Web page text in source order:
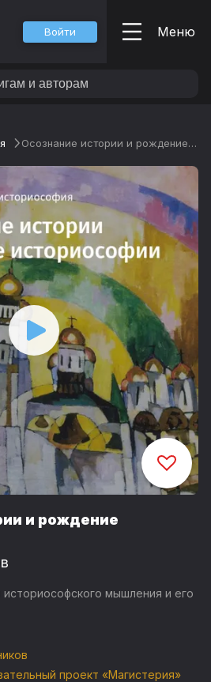
Войти Меню
Осознание истории и рождение историософии
и рождение
историософского мышления и его
проект «Магистерия»